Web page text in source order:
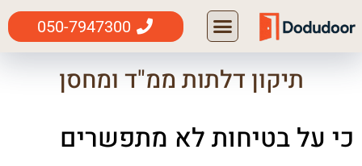
050-7947300
תיקון דלתות ממ"ד ומחסן
כי על בטיחות לא מתפשרים